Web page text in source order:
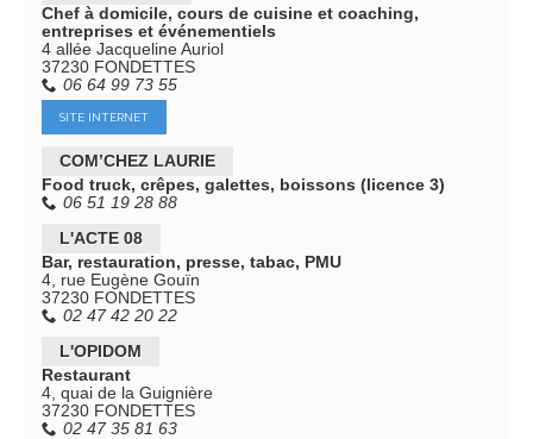
Chef à domicile, cours de cuisine et coaching,
entreprises et événementiels
4 allée Jacqueline Auriol
37230 FONDETTES
06 64 99 73 55
SITE INTERNET
COM’CHEZ LAURIE
Food truck, crêpes, galettes, boissons (licence 3)
06 51 19 28 88
L'ACTE 08
Bar, restauration, presse, tabac, PMU
4, rue Eugène Gouïn
37230 FONDETTES
02 47 42 20 22
L'OPIDOM
Restaurant
4, quai de la Guignière
37230 FONDETTES
02 47 35 81 63